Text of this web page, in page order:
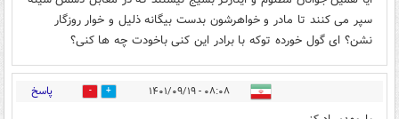
سپر می کنند تا مادر و خواهرشون بدست بیگانه ذلیل و خوار روزگار
نشن؟ ای گول خورده توکه با برادر این کنی باخودت چه ها کنی؟
۰۸:۰۸ - ۱۴۰۱/۰۹/۱۹ 0 پاسخ